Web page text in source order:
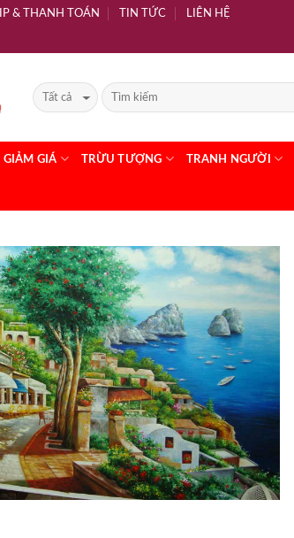
& THANH TOÁN TIN TỨC LIÊN HỆ
GIẢM GIÁ TRỪU TƯỢNG TRANH NGƯỜI